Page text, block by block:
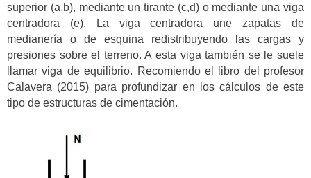
superior (a,b), mediante un tirante (c,d) o mediante una viga
centradora (e). La viga centradora une zapatas de
medianería o de esquina redistribuyendo las cargas y
presiones sobre el terreno. A esta viga también se le suele
llamar viga de equilibrio. Recomiendo el libro del profesor
Calavera (2015) para profundizar en los cálculos de este
tipo de estructuras de cimentación.